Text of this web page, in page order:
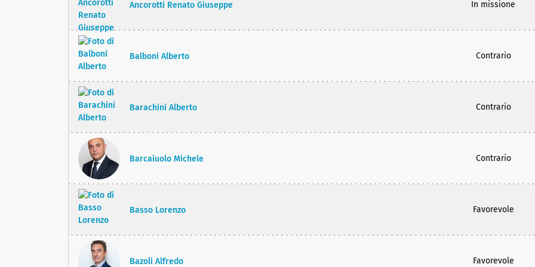
Ancorotti Renato Giuseppe In missione
Balboni Alberto Contrario
Barachini Alberto Contrario
Barcaiuolo Michele Contrario
Basso Lorenzo Favorevole
Bazoli Alfredo Favorevole